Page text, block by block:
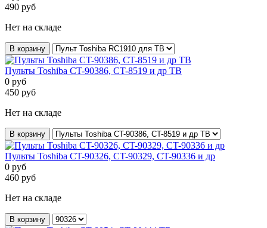
490 руб
Нет на складе
В корзину
Пульты Toshiba CT-90386, CT-8519 и др ТВ
0 руб
450 руб
Нет на складе
В корзину
Пульты Toshiba CT-90326, CT-90329, CT-90336 и др
0 руб
460 руб
Нет на складе
В корзину